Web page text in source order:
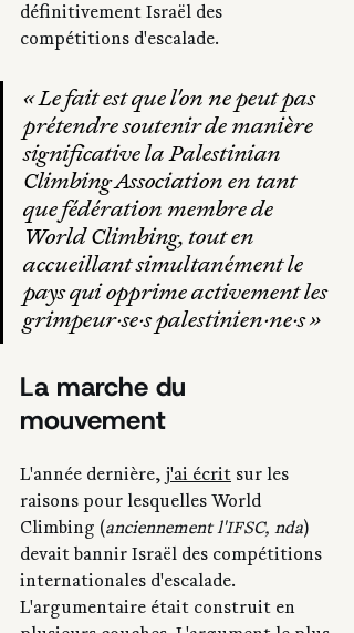
définitivement Israël des
compétitions d'escalade.
« Le fait est que l'on ne peut pas
prétendre soutenir de manière
significative la Palestinian
Climbing Association en tant
que fédération membre de
World Climbing, tout en
accueillant simultanément le
pays qui opprime activement les
grimpeur·se·s palestinien·ne·s »
La marche du
mouvement
L'année dernière, j'ai écrit sur les
raisons pour lesquelles World
Climbing (anciennement l'IFSC, nda)
devait bannir Israël des compétitions
internationales d'escalade.
L'argumentaire était construit en